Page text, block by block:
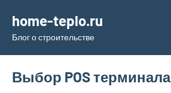
содержимому
home-teplo.ru
Блог о строительстве
Выбор POS терминала